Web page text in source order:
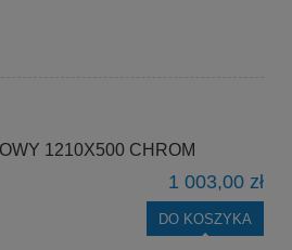
1210X500 CHROM
1 003,00 zł
DO KOSZYKA